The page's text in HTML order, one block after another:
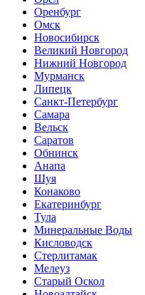
Оренбург
Омск
Новосибирск
Великий Новгород
Нижний Новгород
Мурманск
Липецк
Санкт-Петербург
Самара
Вельск
Саратов
Обнинск
Анапа
Шуя
Конаково
Екатеринбург
Тула
Минеральные Воды
Кисловодск
Стерлитамак
Мелеуз
Старый Оскол